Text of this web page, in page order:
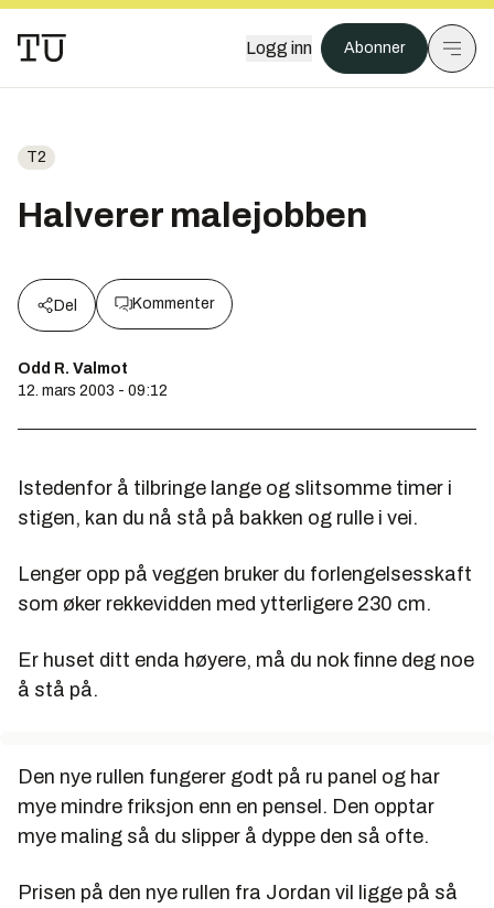
Logg inn Abonner
T2
Halverer malejobben
Del Kommenter
Odd R. Valmot
12. mars 2003 - 09:12
Istedenfor å tilbringe lange og slitsomme timer i
stigen, kan du nå stå på bakken og rulle i vei.
Lenger opp på veggen bruker du forlengelsesskaft
som øker rekkevidden med ytterligere 230 cm.
Er huset ditt enda høyere, må du nok finne deg noe
å stå på.
Den nye rullen fungerer godt på ru panel og har
mye mindre friksjon enn en pensel. Den opptar
mye maling så du slipper å dyppe den så ofte.
Prisen på den nye rullen fra Jordan vil ligge på så